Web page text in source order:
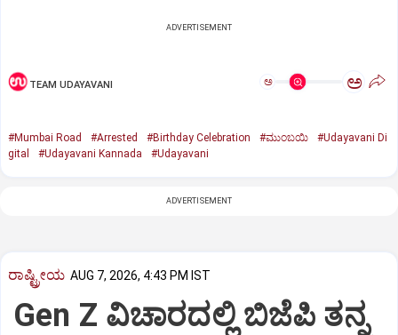
ADVERTISEMENT
TEAM UDAYAVANI ಅ ಅ
#Mumbai Road #Arrested #Birthday Celebration #ಮುಂಬಯಿ
#Udayavani Di
gital
#Udayavani Kannada #Udayavani
ADVERTISEMENT
ರಾಷ್ಟ್ರೀಯ AUG 7, 2026, 4:43 PM IST
Gen Z ವಿಚಾರದಲ್ಲಿ ಬಿಜೆಪಿ ತನ್ನ